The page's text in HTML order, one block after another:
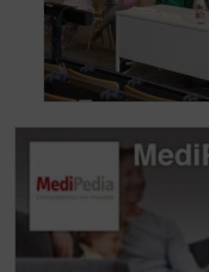
vond een
urineverlies
Dag van de
Lymfoompatiënten:
Mariangela
ALWB